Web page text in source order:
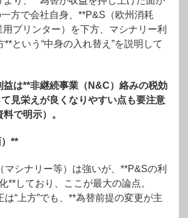
方で会社自身、**P&S（欧州消耗
プリンター）を下方、マシナリー利
という“中身の入れ替え”を説明して
益は**非継続事業（N&C）絡みの税効
見栄えが良くなりやすい点も要注意
で明示）。
**
マシナリー等）は強いが、**P&Sの利
**しており、ここが最大の論点。
は“上方”でも、**為替前提の変更が主